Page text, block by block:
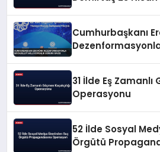
Cumhurbaşkanı
31 İlde Eş Zamanlı
Operasyonu
52 İlde Sosyal
Örgütü